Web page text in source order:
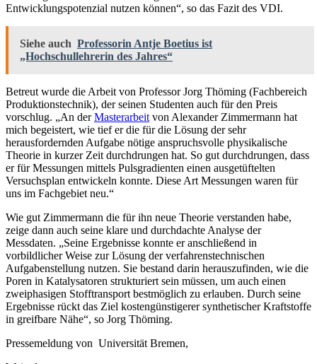
Entwicklungspotenzial nutzen können“, so das Fazit des VDI.
Siehe auch Professorin Antje Boetius ist
„Hochschullehrerin des Jahres“
Betreut wurde die Arbeit von Professor Jorg Thöming (Fachbereich
Produktionstechnik), der seinen Studenten auch für den Preis
vorschlug. „An derMasterarbeit von Alexander Zimmermann hat
mich begeistert, wie tief er die für die Lösung der sehr
herausfordernden Aufgabe nötige anspruchsvolle physikalische
Theorie in kurzer Zeit durchdrungen hat. So gut durchdrungen, dass
er für Messungen mittels Pulsgradienten einen ausgetüftelten
Versuchsplan entwickeln konnte. Diese Art Messungen waren für
uns im Fachgebiet neu.“
Wie gut Zimmermann die für ihn neue Theorie verstanden habe,
zeige dann auch seine klare und durchdachte Analyse der
Messdaten. „Seine Ergebnisse konnte er anschließend in
vorbildlicher Weise zur Lösung der verfahrenstechnischen
Aufgabenstellung nutzen. Sie bestand darin herauszufinden, wie die
Poren in Katalysatoren strukturiert sein müssen, um auch einen
zweiphasigen Stofftransport bestmöglich zu erlauben. Durch seine
Ergebnisse rückt das Ziel kostengünstigerer synthetischer Kraftstoffe
in greifbare Nähe“, so Jorg Thöming.
Pressemeldung von Universität Bremen,